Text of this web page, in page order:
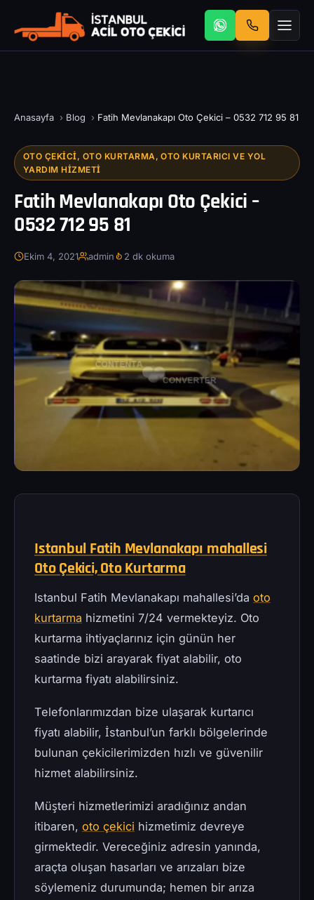
Anasayfa › Blog › Fatih Mevlanakapı Oto Çekici – 0532 712 95 81
OTO ÇEKICI, OTO KURTARMA, OTO KURTARICI VE YOL
YARDIM HIZMETI
Fatih Mevlanakapı Oto Çekici –
0532 712 95 81
Ekim 4, 2021 admin 2 dk okuma
Istanbul Fatih Mevlanakapı mahallesi
Oto Çekici, Oto Kurtarma
Istanbul Fatih Mevlanakapı mahallesi’da oto
kurtarma hizmetini 7/24 vermekteyiz. Oto
kurtarma ihtiyaçlarınız için günün her
saatinde bizi arayarak fiyat alabilir, oto
kurtarma fiyatı alabilirsiniz.
Telefonlarımızdan bize ulaşarak kurtarıcı
fiyatı alabilir, İstanbul’un farklı bölgelerinde
bulunan çekicilerimizden hızlı ve güvenilir
hizmet alabilirsiniz.
Müşteri hizmetlerimizi aradığınız andan
itibaren, oto çekici hizmetimiz devreye
girmektedir. Vereceğiniz adresin yanında,
araçta oluşan hasarları ve arızaları bize
söylemeniz durumunda; hemen bir arıza